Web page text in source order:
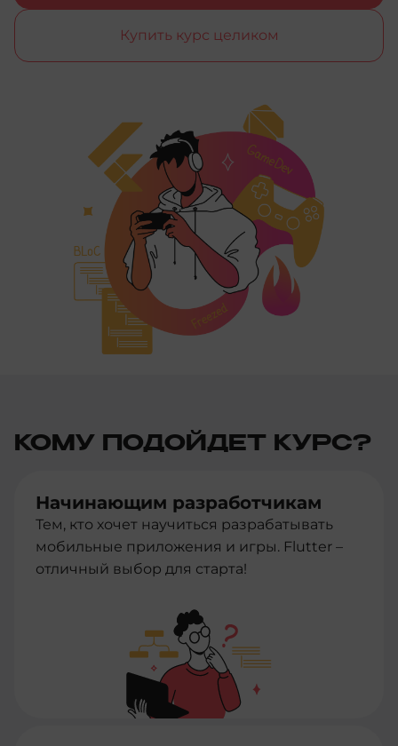
Купить курс целиком
КОМУ ПОДОЙДЕТ КУРС?
Начинающим разработчикам
Тем, кто хочет научиться разрабатывать
мобильные приложения и игры. Flutter –
отличный выбор для старта!